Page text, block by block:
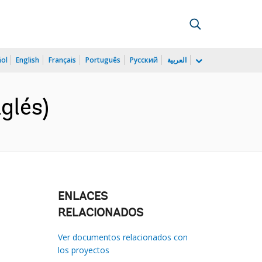
English Français Português Русский العربية
ENLACES
RELACIONADOS
Ver documentos relacionados con
los proyectos